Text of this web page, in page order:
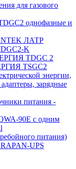
для газового
однофазные и
ЛАТР
K
TDGC 2
TSGC2
энергии,
зарядные
питания -
90E с одним
питания)
UPS